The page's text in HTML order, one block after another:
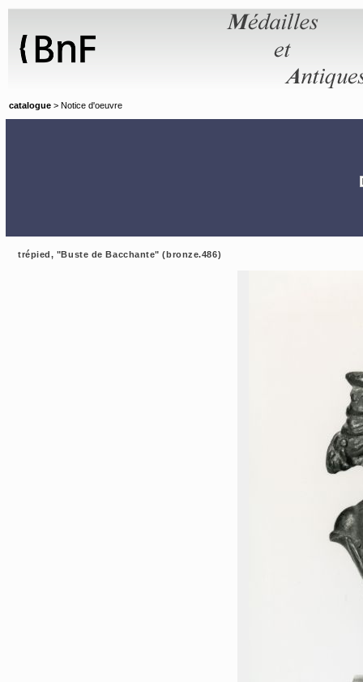
catalogue > Notice d'oeuvre
trépied, "Buste de Bacchante" (bronze.486)